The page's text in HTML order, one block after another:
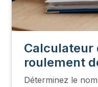
Calculateur
roulement
Déterminez le